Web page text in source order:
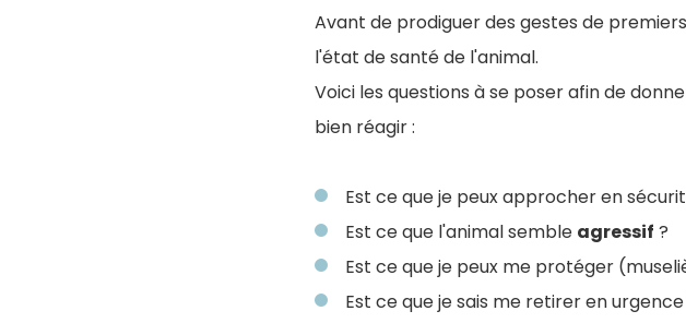
Avant de prodiguer des gestes de
l'état de santé de l'animal.
Voici les questions à se poser afin de
bien réagir :
Est ce que je peux approcher en
Est ce que l'animal semble agressif ?
Est ce que je peux me protéger
Est ce que je sais me retirer en urgence